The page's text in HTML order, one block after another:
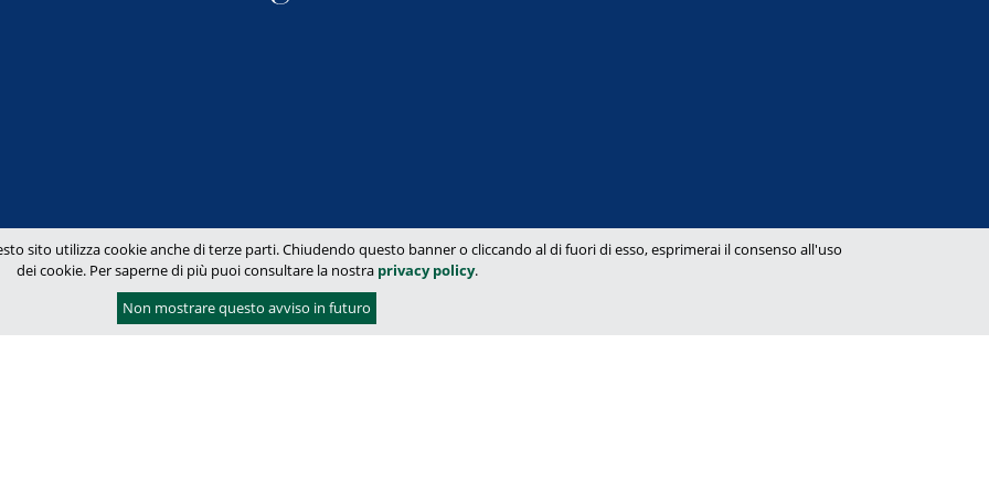
sito utilizza cookie anche di terze parti. Chiudendo questo banner o cliccando al di fuori di esso, esprimerai il consenso all'uso
dei cookie. Per saperne di più puoi consultare la nostra privacy policy.